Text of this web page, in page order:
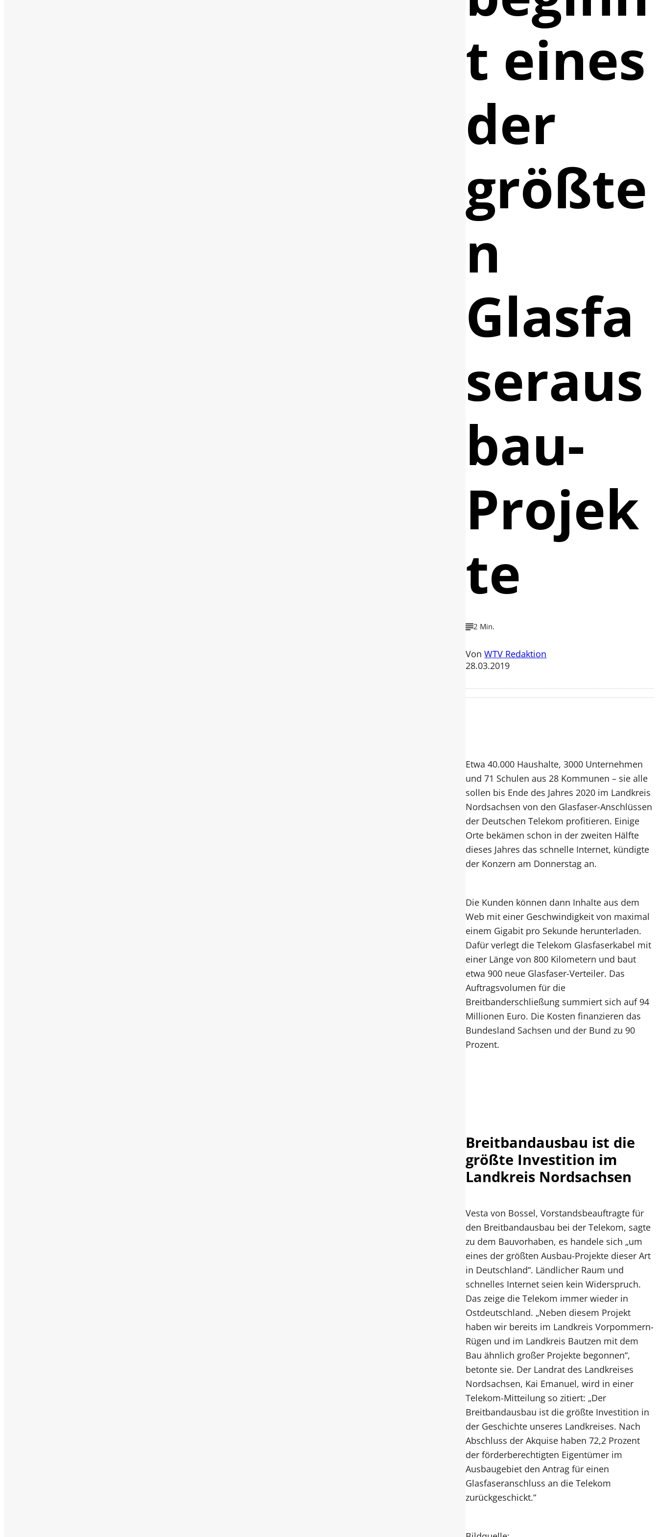
t eines
der
größte
n
Glasfa
seraus
bau-
Projek
te
2 Min.
VonWTV Redaktion
28.03.2019
Etwa 40.000 Haushalte, 3000 Unternehmen
und 71 Schulen aus 28 Kommunen – sie alle
sollen bis Ende des Jahres 2020 im Landkreis
Nordsachsen von den Glasfaser-Anschlüssen
der Deutschen Telekom profitieren. Einige
Orte bekämen schon in der zweiten Hälfte
dieses Jahres das schnelle Internet, kündigte
der Konzern am Donnerstag an.
Die Kunden können dann Inhalte aus dem
Web mit einer Geschwindigkeit von maximal
einem Gigabit pro Sekunde herunterladen.
Dafür verlegt die Telekom Glasfaserkabel mit
einer Länge von 800 Kilometern und baut
etwa 900 neue Glasfaser-Verteiler. Das
Auftragsvolumen für die
Breitbanderschließung summiert sich auf 94
Millionen Euro. Die Kosten finanzieren das
Bundesland Sachsen und der Bund zu 90
Prozent.
Breitbandausbau ist die
größte Investition im
Landkreis Nordsachsen
Vesta von Bossel, Vorstandsbeauftragte für
den Breitbandausbau bei der Telekom, sagte
zu dem Bauvorhaben, es handele sich „um
eines der größten Ausbau-Projekte dieser Art
in Deutschland“. Ländlicher Raum und
schnelles Internet seien kein Widerspruch.
Das zeige die Telekom immer wieder in
Ostdeutschland. „Neben diesem Projekt
haben wir bereits im Landkreis Vorpommern-
Rügen und im Landkreis Bautzen mit dem
Bau ähnlich großer Projekte begonnen“,
betonte sie. Der Landrat des Landkreises
Nordsachsen, Kai Emanuel, wird in einer
Telekom-Mitteilung so zitiert: „Der
Breitbandausbau ist die größte Investition in
der Geschichte unseres Landkreises. Nach
Abschluss der Akquise haben 72,2 Prozent
der förderberechtigten Eigentümer im
Ausbaugebiet den Antrag für einen
Glasfaseranschluss an die Telekom
zurückgeschickt.“